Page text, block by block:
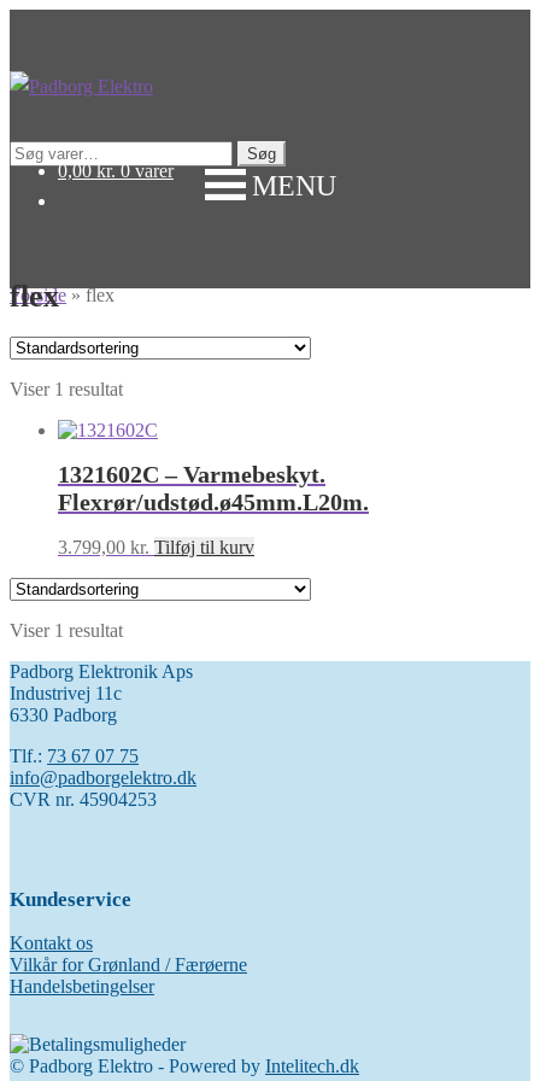
Spring
Spring
Søg
efter:
Søg
MENU
0,00kr. 0 varer
Forside»flex
flex
Viser 1 resultat
1321602C – Varmebeskyt.
Flexrør/udstød.ø45mm.L20m.
3.799,00 kr. Tilføj til kurv
Viser 1 resultat
Padborg Elektronik Aps
Industrivej 11c
6330 Padborg
Tlf.: 73 67 07 75
info@padborgelektro.dk
CVR nr. 45904253
Kundeservice
Kontakt os
Vilkår for Grønland / Færøerne
Handelsbetingelser
© Padborg Elektro - Powered by Intelitech.dk